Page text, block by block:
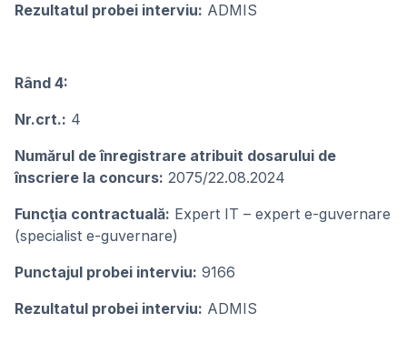
Rezultatul probei interviu: ADMIS
Rând 4:
Nr.crt.: 4
Numărul de înregistrare atribuit dosarului de
înscriere la concurs: 2075/22.08.2024
Funcţia contractuală: Expert IT – expert e-guvernare
(specialist e-guvernare)
Punctajul probei interviu: 9166
Rezultatul probei interviu: ADMIS